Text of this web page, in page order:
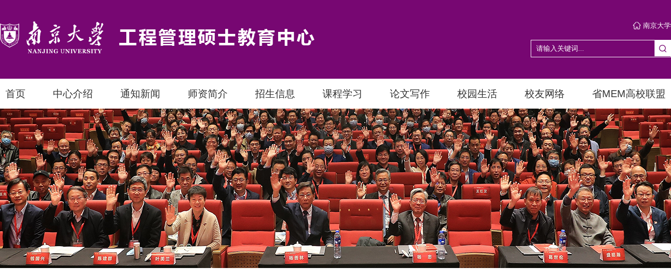
南京大学
首页 中心介绍 通知新闻 师资简介 招生信息 课程学习 论文写作 校园生活 校友网络 省MEM高校联盟